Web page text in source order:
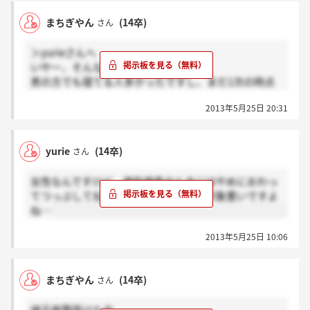
まちぎやん さん (14卒)
＞yurieさんへ
いやー、そんなことないと思いますよ。
男の方でも寝てる人多かったですし、まだ1次の時点
2013年5月25日 20:31
yurie さん (14卒)
女性なんですけど、適性検査のときにはやめにおわっ
てつっぷしてねちゃったんですけど、印象悪いですよ
ね…
2013年5月25日 10:06
まちぎやん さん (14卒)